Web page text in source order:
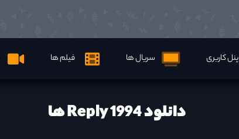
پنل کاربری سریال ها فیلم ها
دانلود Reply 1994 ها